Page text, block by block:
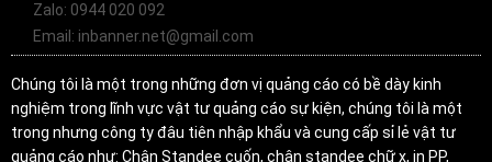
Zalo: 0944 020 092
Email: inbanner.net@gmail.com
Chúng tôi là một trong những đơn vị quảng cáo có bề dày kinh
nghiệm trong lĩnh vực vật tư quảng cáo sự kiện, chúng tôi là một
trong nhưng công ty đâu tiên nhập khẩu và cung cấp sỉ lẻ vật tư
quảng cáo như: Chân Standee cuốn, chân standee chữ x, in PP,